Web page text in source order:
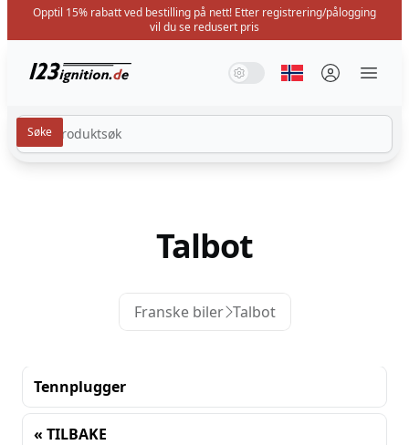
Opptil 15% rabatt ved bestilling på nett! Etter registrering/pålogging
vil du se redusert pris
123ignition.de Systemmodus
Lysmodus
Mørk modus
Velg språk
Talbot
Franske biler Talbot
Tennplugger
« TILBAKE